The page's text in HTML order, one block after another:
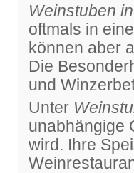
Weinstuben
oftmals in
können aber
Die
und
Unter
unabhängige
wird. Ihre